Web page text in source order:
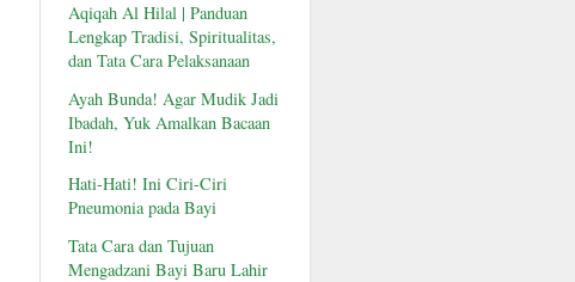
Aqiqah Al Hilal | Panduan
Lengkap Tradisi, Spiritualitas,
dan Tata Cara Pelaksanaan
Ayah Bunda! Agar Mudik Jadi
Ibadah, Yuk Amalkan Bacaan
Ini!
Hati-Hati! Ini Ciri-Ciri
Pneumonia pada Bayi
Tata Cara dan Tujuan
Mengadzani Bayi Baru Lahir